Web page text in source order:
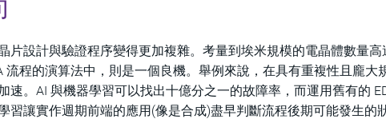
片設計與驗證程序變得更加複雜。考量到埃米規模的電晶體數量高
流程的演算法中，則是一個良機。舉例來說，在具有重複性且龐大
。AI 與機器學習可以找出十億分之一的故障率，而運用舊有的
習讓實作週期前端的應用(像是合成)盡早判斷流程後期可能發生的